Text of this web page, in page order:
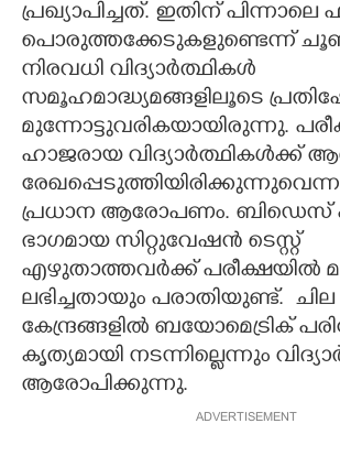
പ്രഖ്യാപിച്ചത്. ഇതിന് പിന്നാലെ
പൊരുത്തക്കേടുകളുണ്ടെന്ന്
നിരവധി വിദ്യാർത്ഥികൾ
സമൂഹമാദ്ധ്യമങ്ങളിലൂടെ
മുന്നോട്ടുവരികയായിരുന്നു.
ഹാജരായ വിദ്യാർത്ഥികൾക്ക്
പ്രധാന ആരോപണം. ബിഡെസ്
ഭാഗമായ സിറ്റുവേഷൻ ടെസ്റ്റ്
എഴുതാത്തവർക്ക് പരീക്ഷയിൽ
ലഭിച്ചതായും പരാതിയുണ്ട്. ‌ ചില
കേന്ദ്രങ്ങളിൽ ബയോമെട്രിക്
കൃത്യമായി നടന്നില്ലെന്നും
ആരോപിക്കുന്നു.
ADVERTISEMENT